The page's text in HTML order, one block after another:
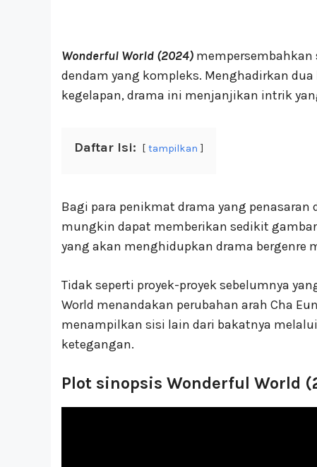
Wonderful World (2024) mempersembahkan
dendam yang kompleks. Menghadirkan
kegelapan, drama ini menjanjikan intrik
Daftar Isi: tampilkan
Bagi para penikmat drama yang penasaran
mungkin dapat memberikan sedikit
yang akan menghidupkan drama
Tidak seperti proyek-proyek sebelumnya
World menandakan perubahan arah Cha
menampilkan sisi lain dari bakatnya
ketegangan.
Plot sinopsis Wonderful World